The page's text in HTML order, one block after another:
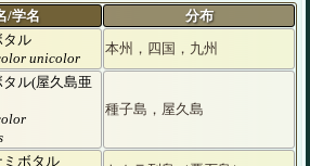
/学名
分布
タル
unicolor
本州，四国，九州
ル(屋久島亜
種子島，屋久島
ミボタル